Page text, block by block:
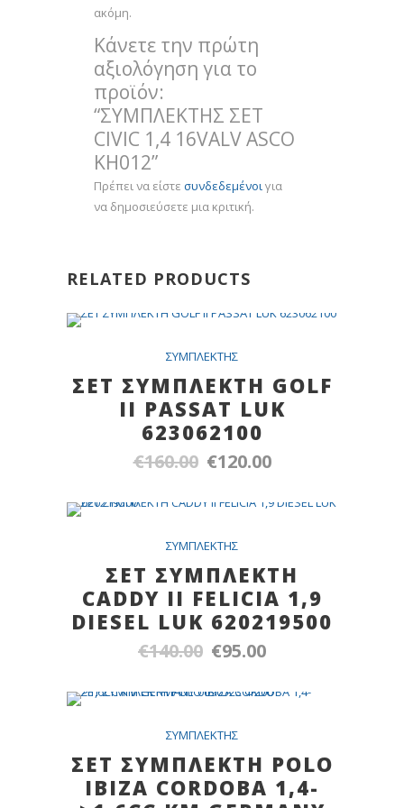
ακόμη.
Κάνετε την πρώτη
αξιολόγηση για το
προϊόν:
“ΣΥΜΠΛΕΚΤΗΣ ΣΕΤ
CIVIC 1,4 16VALV ASCO
KH012”
Πρέπει να είστε συνδεδεμένοιγια
να δημοσιεύσετε μια κριτική.
RELATED PRODUCTS
ΣYMΠΛEKTHΣ
ΣΕΤ ΣΥΜΠΛΕΚΤΗ GOLF
II PASSAT LUK
623062100
€160.00 Original
was:
€120.00Η
τιμή
ΣYMΠΛEKTHΣ
ΣΕΤ ΣΥΜΠΛΕΚΤΗ
CADDY II FELICIA 1,9
DIESEL LUK 620219500
€140.00 Original
was:
€95.00Η
τιμή
ΣYMΠΛEKTHΣ
ΣΕΤ ΣΥΜΠΛΕΚΤΗ POLO
IBIZA CORDOBA 1,4-